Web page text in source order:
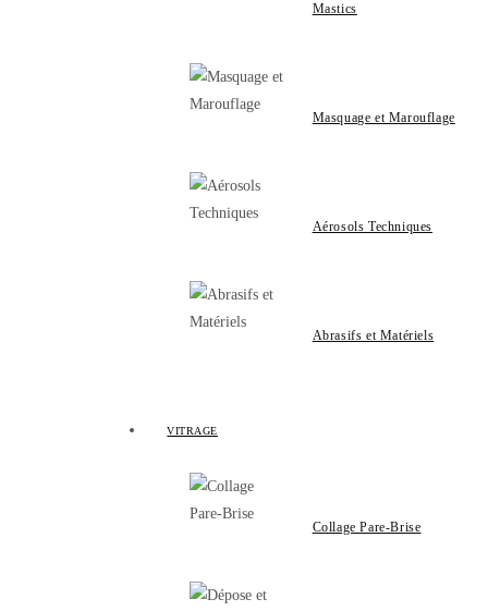
Mastics
Masquage et Marouflage
Aérosols Techniques
Abrasifs et Matériels
VITRAGE
Collage Pare-Brise